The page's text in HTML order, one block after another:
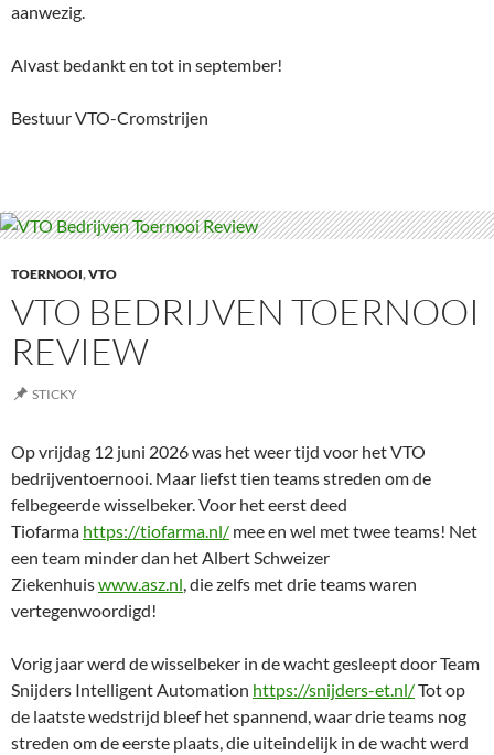
aanwezig.
Alvast bedankt en tot in september!
Bestuur VTO-Cromstrijen
TOERNOOI,VTO
VTO BEDRIJVEN TOERNOOI
REVIEW
STICKY
Op vrijdag 12 juni 2026 was het weer tijd voor het VTO
bedrijventoernooi. Maar liefst tien teams streden om de
felbegeerde wisselbeker. Voor het eerst deed
Tiofarma https://tiofarma.nl/ mee en wel met twee teams! Net
een team minder dan het Albert Schweizer
Ziekenhuiswww.asz.nl, die zelfs met drie teams waren
vertegenwoordigd!
Vorig jaar werd de wisselbeker in de wacht gesleept door Team
Snijders Intelligent Automation https://snijders-et.nl/Tot op
de laatste wedstrijd bleef het spannend, waar drie teams nog
streden om de eerste plaats, die uiteindelijk in de wacht werd